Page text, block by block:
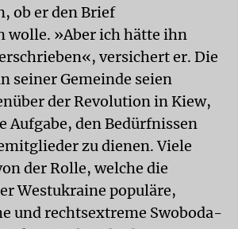
ob er den Brief
wolle. »Aber ich hätte ihn
versichert er. Die
seiner Gemeinde seien
der Revolution in Kiew,
Aufgabe, den Bedürfnissen
zu dienen. Viele
der Rolle, welche die
Westukraine populäre,
und rechtsextreme Swoboda-